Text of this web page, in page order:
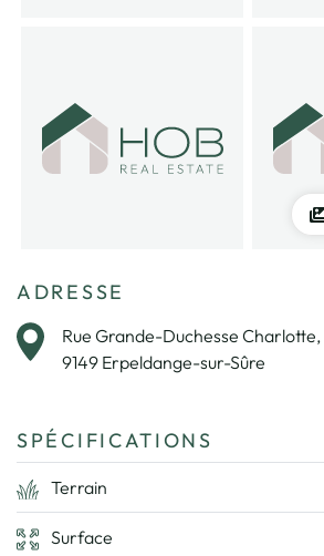
ADRESSE
Rue Grande-Duchesse Charlotte,
9149 Erpeldange-sur-Sûre
SPÉCIFICATIONS
Terrain
Surface